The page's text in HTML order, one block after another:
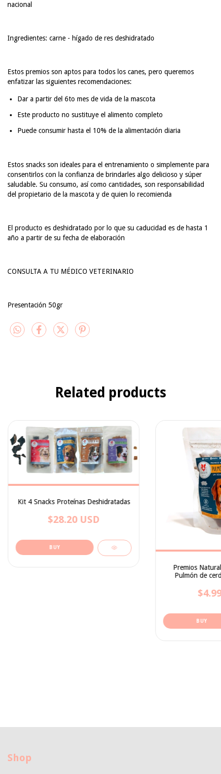
nacional
Ingredientes: carne - hígado de res deshidratado
Estos premios son aptos para todos los canes, pero queremos
enfatizar las siguientes recomendaciones:
Dar a partir del 6to mes de vida de la mascota
Este producto no sustituye el alimento completo
Puede consumir hasta el 10% de la alimentación diaria
Estos snacks son ideales para el entrenamiento o simplemente para
consentirlos con la confianza de brindarles algo delicioso y súper
saludable. Su consumo, así como cantidades, son responsabilidad
del propietario de la mascota y de quien lo recomienda
El producto es deshidratado por lo que su caducidad es de hasta 1
año a partir de su fecha de elaboración
CONSULTA A TU MÉDICO VETERINARIO
Presentación 50gr
Related products
Kit 4 Snacks Proteínas Deshidratadas
$28.20 USD
Premios
Pulmón de
Shop